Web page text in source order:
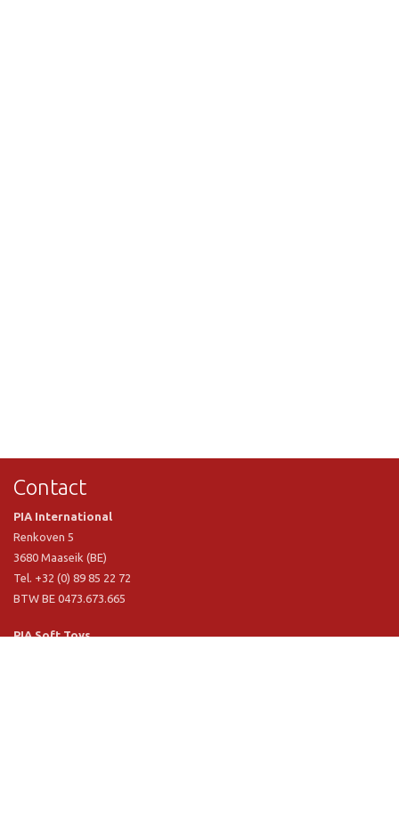
Contact
PIA International
Renkoven 5
3680 Maaseik (BE)
Tel. +32 (0) 89 85 22 72
BTW BE 0473.673.665
PIA Soft Toys